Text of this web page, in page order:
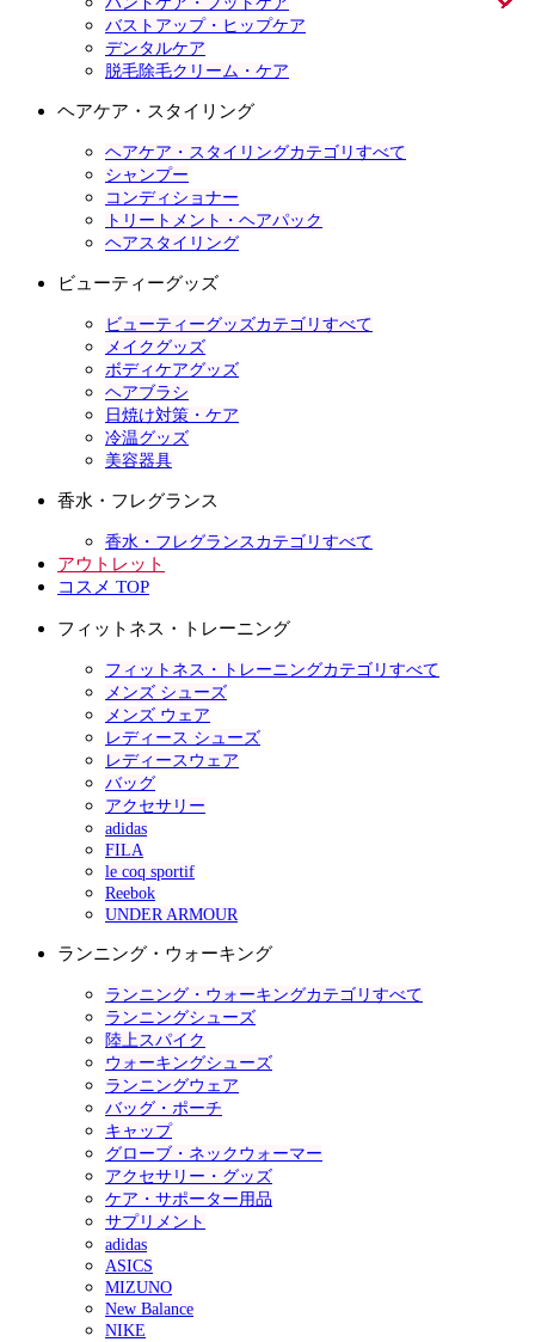
バストアップ・ヒップケア
デンタルケア
脱毛除毛クリーム・ケア
ヘアケア・スタイリング
ヘアケア・スタイリングカテゴリすべて
シャンプー
コンディショナー
トリートメント・ヘアパック
ヘアスタイリング
ビューティーグッズ
ビューティーグッズカテゴリすべて
メイクグッズ
ボディケアグッズ
ヘアブラシ
日焼け対策・ケア
冷温グッズ
美容器具
香水・フレグランス
香水・フレグランスカテゴリすべて
アウトレット
コスメ TOP
フィットネス・トレーニング
フィットネス・トレーニングカテゴリすべて
メンズ シューズ
メンズ ウェア
レディース シューズ
レディースウェア
バッグ
アクセサリー
adidas
FILA
le coq sportif
Reebok
UNDER ARMOUR
ランニング・ウォーキング
ランニング・ウォーキングカテゴリすべて
ランニングシューズ
陸上スパイク
ウォーキングシューズ
ランニングウェア
バッグ・ポーチ
キャップ
グローブ・ネックウォーマー
アクセサリー・グッズ
ケア・サポーター用品
サプリメント
adidas
ASICS
MIZUNO
New Balance
NIKE